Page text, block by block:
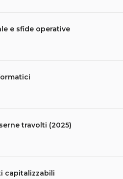
e sfide operative
travolti (2025)
capitalizzabili